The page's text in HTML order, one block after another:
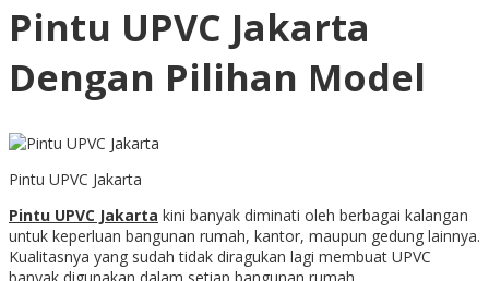
Pintu UPVC Jakarta
Dengan Pilihan Model
Pintu UPVC Jakarta
Pintu UPVC Jakarta kini banyak diminati oleh berbagai kalangan
untuk keperluan bangunan rumah, kantor, maupun gedung lainnya.
Kualitasnya yang sudah tidak diragukan lagi membuat UPVC